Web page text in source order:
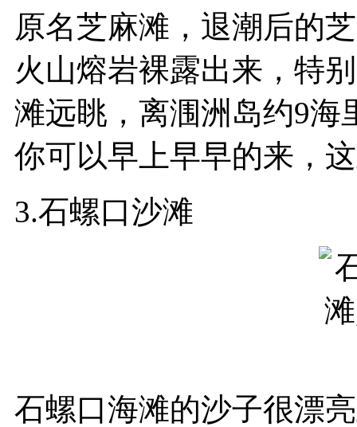
原名芝麻滩，退潮后的
火山熔岩裸露出来，特
滩远眺，离涠洲岛约9海
你可以早上早早的来，
3.石螺口沙滩
石螺口海滩的沙子很漂